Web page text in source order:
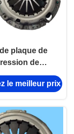
plaque de
de
8-
le meilleur prix